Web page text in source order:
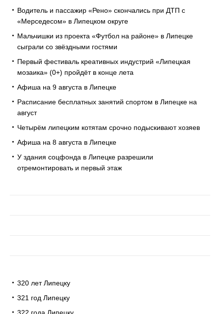
Водитель и пассажир «Рено» скончались при ДТП с
«Мерседесом» в Липецком округе
Мальчишки из проекта «Футбол на районе» в Липецке
сыграли со звёздными гостями
Первый фестиваль креативных индустрий «Липецкая
мозаика» (0+) пройдёт в конце лета
Афиша на 9 августа в Липецке
Расписание бесплатных занятий спортом в Липецке на
август
Четырём липецким котятам срочно подыскивают хозяев
Афиша на 8 августа в Липецке
У здания соцфонда в Липецке разрешили
отремонтировать и первый этаж
320 лет Липецку
321 год Липецку